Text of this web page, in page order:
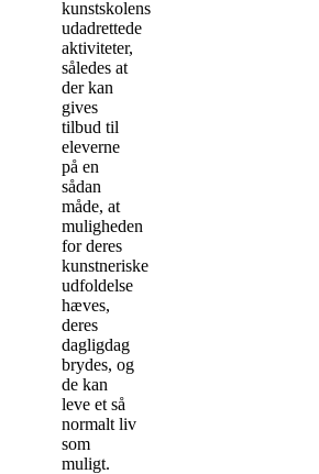
kunstskolens
udadrettede
aktiviteter,
således at
der kan
gives
tilbud til
eleverne
på en
sådan
måde, at
muligheden
for deres
kunstneriske
udfoldelse
hæves,
deres
dagligdag
brydes, og
de kan
leve et så
normalt liv
som
muligt.